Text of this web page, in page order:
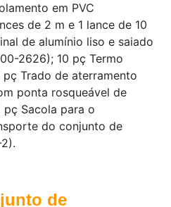
em PVC
de 2 m e 1 lance de 10
de alumínio liso e saiado
2626); 10 pç Termo
pç Trado de aterramento
ponta rosqueável de
pç Sacola para o
do conjunto de
de